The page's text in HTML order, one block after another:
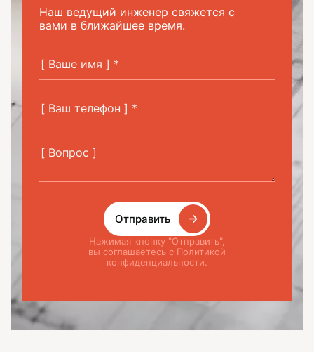
Наш ведущий инженер свяжется с
вами в ближайшее время.
Отправить
Нажимая кнопку "Отправить",
вы соглашаетесь с Политикой
конфиденциальности.